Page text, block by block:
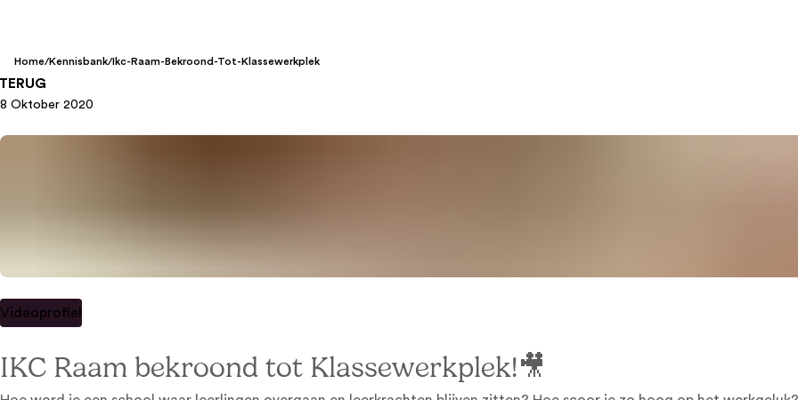
Home/Kennisbank/Ikc-Raam-Bekroond-Tot-Klassewerkplek
8 Oktober 2020
Videoprofiel
IKC Raam bekroond tot Klassewerkplek!🎥